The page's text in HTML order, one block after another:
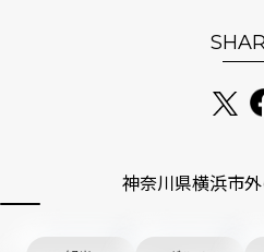
神奈川県横浜市